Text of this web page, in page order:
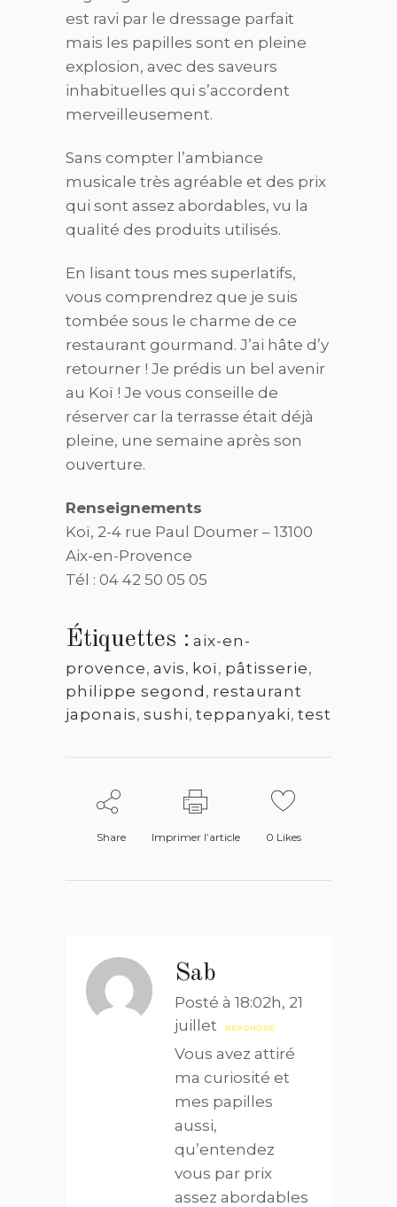
est ravi par le dressage parfait
mais les papilles sont en pleine
explosion, avec des saveurs
inhabituelles qui s’accordent
merveilleusement.
Sans compter l’ambiance
musicale très agréable et des prix
qui sont assez abordables, vu la
qualité des produits utilisés.
En lisant tous mes superlatifs,
vous comprendrez que je suis
tombée sous le charme de ce
restaurant gourmand. J’ai hâte d’y
retourner ! Je prédis un bel avenir
au Koï ! Je vous conseille de
réserver car la terrasse était déjà
pleine, une semaine après son
ouverture.
Renseignements
Koï, 2-4 rue Paul Doumer – 13100
Aix-en-Provence
Tél : 04 42 50 05 05
Étiquettes : aix-en-
provence, avis, koï, pâtisserie,
philippe segond , restaurant
japonais, sushi, teppanyaki, test
Share Imprimer l’article 0 Likes
Sab
Posté à 18:02h, 21
juillet
RÉPONDRE
Vous avez attiré
ma curiosité et
mes papilles
aussi,
qu’entendez
vous par prix
assez abordables